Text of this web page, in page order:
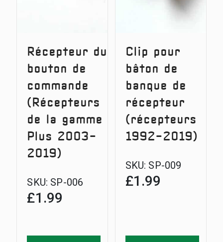
Récepteur du
bouton de
commande
(Récepteurs
de la gamme
Plus 2003-
2019)
SKU: SP-006
£1.99
Clip pour
bâton de
banque de
récepteur
(récepteurs
1992-2019)
SKU: SP-009
£1.99